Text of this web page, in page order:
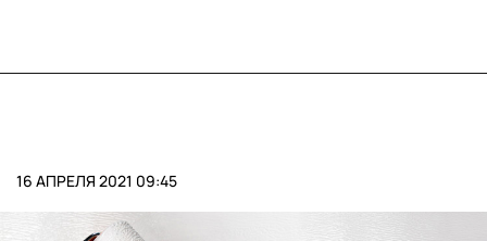
16 АПРЕЛЯ 2021 09:45